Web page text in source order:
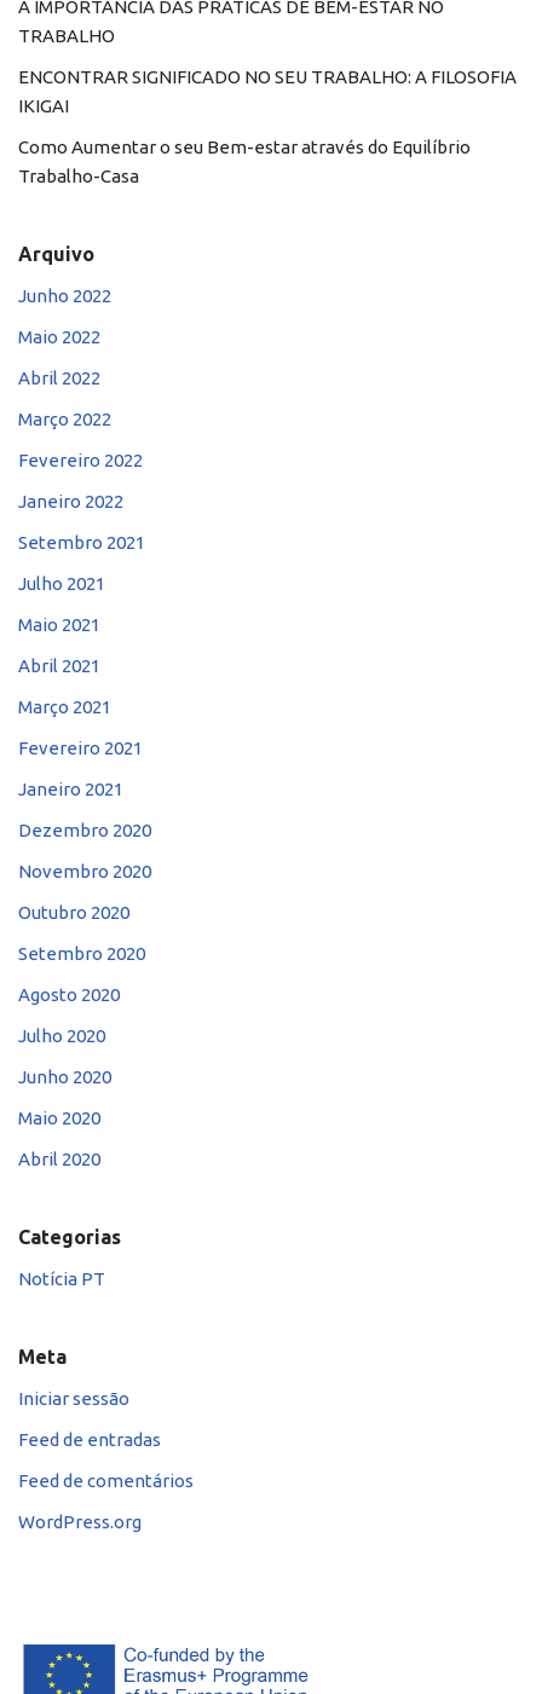
A IMPORTÂNCIA DAS PRÁTICAS DE BEM-ESTAR NO
TRABALHO
ENCONTRAR SIGNIFICADO NO SEU TRABALHO: A FILOSOFIA
IKIGAI
Como Aumentar o seu Bem-estar através do Equilíbrio
Trabalho-Casa
Arquivo
Junho 2022
Maio 2022
Abril 2022
Março 2022
Fevereiro 2022
Janeiro 2022
Setembro 2021
Julho 2021
Maio 2021
Abril 2021
Março 2021
Fevereiro 2021
Janeiro 2021
Dezembro 2020
Novembro 2020
Outubro 2020
Setembro 2020
Agosto 2020
Julho 2020
Junho 2020
Maio 2020
Abril 2020
Categorias
Notícia PT
Meta
Iniciar sessão
Feed de entradas
Feed de comentários
WordPress.org